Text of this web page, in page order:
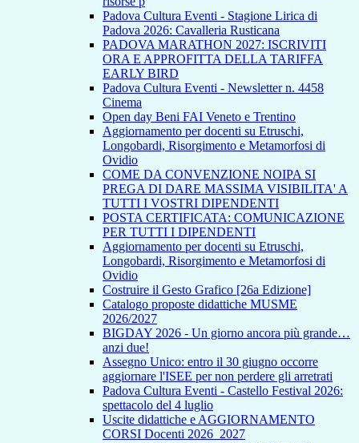
Padova Cultura Eventi - Stagione Lirica di
Padova 2026: Cavalleria Rusticana
PADOVA MARATHON 2027: ISCRIVITI
ORA E APPROFITTA DELLA TARIFFA
EARLY BIRD
Padova Cultura Eventi - Newsletter n. 4458
Cinema
Open day Beni FAI Veneto e Trentino
Aggiornamento per docenti su Etruschi,
Longobardi, Risorgimento e Metamorfosi di
Ovidio
COME DA CONVENZIONE NOIPA SI
PREGA DI DARE MASSIMA VISIBILITA' A
TUTTI I VOSTRI DIPENDENTI
POSTA CERTIFICATA: COMUNICAZIONE
PER TUTTI I DIPENDENTI
Aggiornamento per docenti su Etruschi,
Longobardi, Risorgimento e Metamorfosi di
Ovidio
Costruire il Gesto Grafico [26a Edizione]
Catalogo proposte didattiche MUSME
2026/2027
BIGDAY 2026 - Un giorno ancora più grande…
anzi due!
Assegno Unico: entro il 30 giugno occorre
aggiornare l'ISEE per non perdere gli arretrati
Padova Cultura Eventi - Castello Festival 2026:
spettacolo del 4 luglio
Uscite didattiche e AGGIORNAMENTO
CORSI Docenti 2026_2027